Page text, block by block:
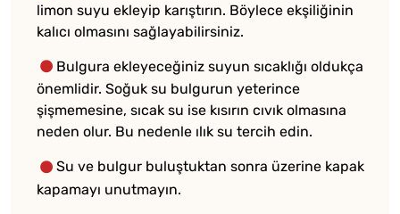
limon suyu ekleyip karıştırın. Böylece ekşiliğinin
kalıcı olmasını sağlayabilirsiniz.
Bulgura ekleyeceğiniz suyun sıcaklığı oldukça
önemlidir. Soğuk su bulgurun yeterince
şişmemesine, sıcak su ise kısırın cıvık olmasına
neden olur. Bu nedenle ılık su tercih edin.
Su ve bulgur buluştuktan sonra üzerine kapak
kapamayı unutmayın.